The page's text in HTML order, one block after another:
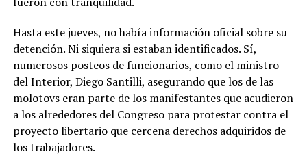
Hasta este jueves, no había información oficial sobre su
detención. Ni siquiera si estaban identificados. Sí,
numerosos posteos de funcionarios, como el ministro
del Interior, Diego Santilli, asegurando que los de las
molotovs eran parte de los manifestantes que acudieron
a los alrededores del Congreso para protestar contra el
proyecto libertario que cercena derechos adquiridos de
los trabajadores.